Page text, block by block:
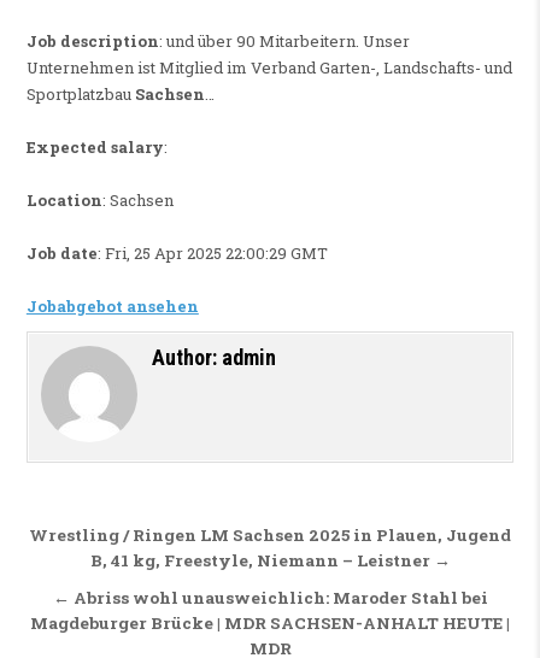
Job description: und über 90 Mitarbeitern. Unser
Unternehmen ist Mitglied im Verband Garten-, Landschafts- und
Sportplatzbau Sachsen…
Expected salary:
Location: Sachsen
Job date: Fri, 25 Apr 2025 22:00:29 GMT
Jobabgebot ansehen
Author: admin
Beitragsnavigation
Wrestling / Ringen LM Sachsen 2025 in Plauen, Jugend
B, 41 kg, Freestyle, Niemann – Leistner →
← Abriss wohl unausweichlich: Maroder Stahl bei
Magdeburger Brücke | MDR SACHSEN-ANHALT HEUTE |
MDR